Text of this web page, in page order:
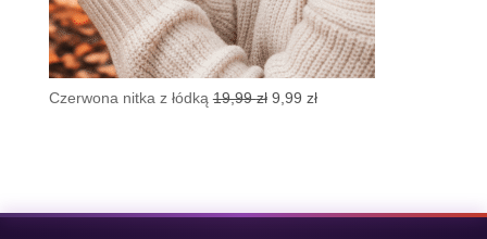
Czerwona nitka z łódką 19,99zł Pierwotna
9,99 złAktualna